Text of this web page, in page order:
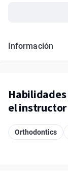
Información
el instructor
Orthodontics